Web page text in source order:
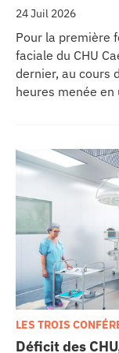
24 Juil 2026
Pour la première
faciale du CHU
dernier, au cours
heures menée
Déficit des
LES TROIS